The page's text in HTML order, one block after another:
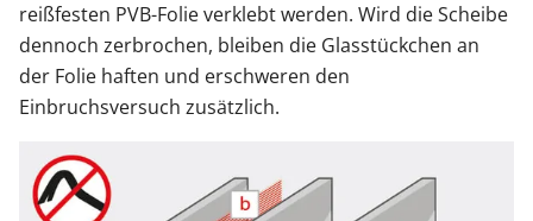
reißfesten PVB-Folie verklebt werden. Wird die Scheibe
dennoch zerbrochen, bleiben die Glasstückchen an
der Folie haften und erschweren den
Einbruchsversuch zusätzlich.